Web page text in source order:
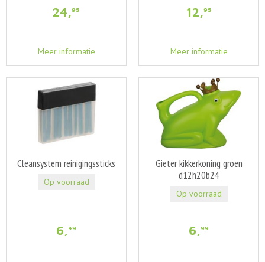
24,95
Meer informatie
12,95
Meer informatie
Cleansystem reinigingssticks
6,49
Op voorraad
Gieter kikkerkoning groen
d12h20b24
6,99
Op voorraad